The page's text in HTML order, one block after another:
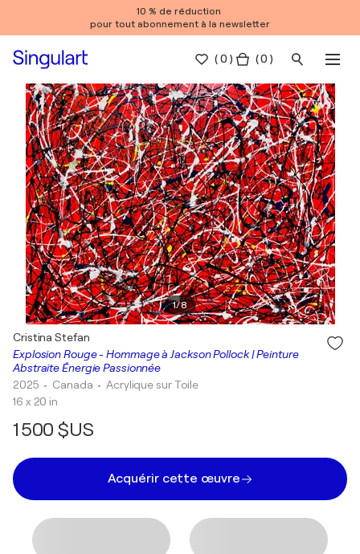
10 % de réduction
pour tout abonnement à la newsletter
(0 ) ( 0 )
1/8
Explosion Rouge - Hommage à Jackson Pollock | Peinture
Abstraite Énergie Passionnée
Cristina Stefan
2025 • Canada •Acrylique sur Toile
16 x 20 in
1 500 $US
Acquérir cette œuvre